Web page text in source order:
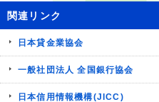
関連リンク
日本貸金業協会
一般社団法人 全国銀行協会
日本信用情報機構(JICC)